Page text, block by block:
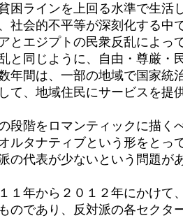
困ラインを上回る水準で生活
社会的不平等が深刻化する中
とエジプトの民衆反乱によっ
と同じように、自由・尊厳・
年間は、一部の地域で国家統
て、地域住民にサービスを提
段階をロマンティックに描く
ルタナティブという形をとっ
の代表が少ないという問題が
１年から２０１２年にかけて
のであり、反対派の各セクタ